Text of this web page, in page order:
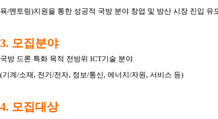
육/멘토링)지원을 통한 성공적 국방 분야 창업 및 방산 시장 진입 유
3. 모집분야
국방 드론 특화 목적 전 방위 ICT기술 분야
(기계/소재, 전기/전자, 정보/통신, 에너지/자원, 서비스 등)
4. 모집대상